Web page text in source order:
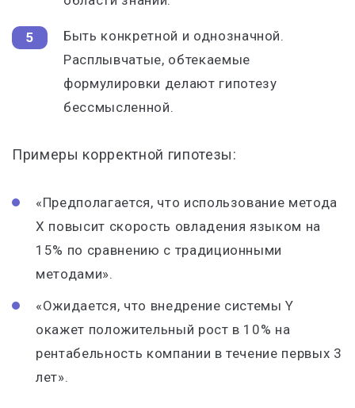
Быть конкретной и однозначной.
Расплывчатые, обтекаемые
формулировки делают гипотезу
бессмысленной.
Примеры корректной гипотезы:
«Предполагается, что использование метода
X повысит скорость овладения языком на
15% по сравнению с традиционными
методами».
«Ожидается, что внедрение системы Y
окажет положительный рост в 10% на
рентабельность компании в течение первых 3
лет».